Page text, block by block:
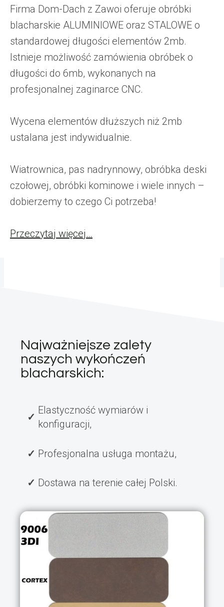
Firma Dom-Dach z Zawoi oferuje obróbki
blacharskie ALUMINIOWE oraz STALOWE o
standardowej długości elementów 2mb.
Istnieje możliwość zamówienia obróbek o
długości do 6mb, wykonanych na
profesjonalnej zaginarce CNC.
Wycena elementów dłuższych niż 2mb
ustalana jest indywidualnie.
Wiatrownica, pas nadrynnowy, obróbka deski
czołowej, obróbki kominowe i wiele innych –
dobierzemy to czego Ci potrzeba!
Przeczytaj więcej…
Najważniejsze zalety
naszych wykończeń
blacharskich:
Elastyczność wymiarów i
konfiguracji,
Profesjonalna usługa montażu,
Dostawa na terenie całej Polski.